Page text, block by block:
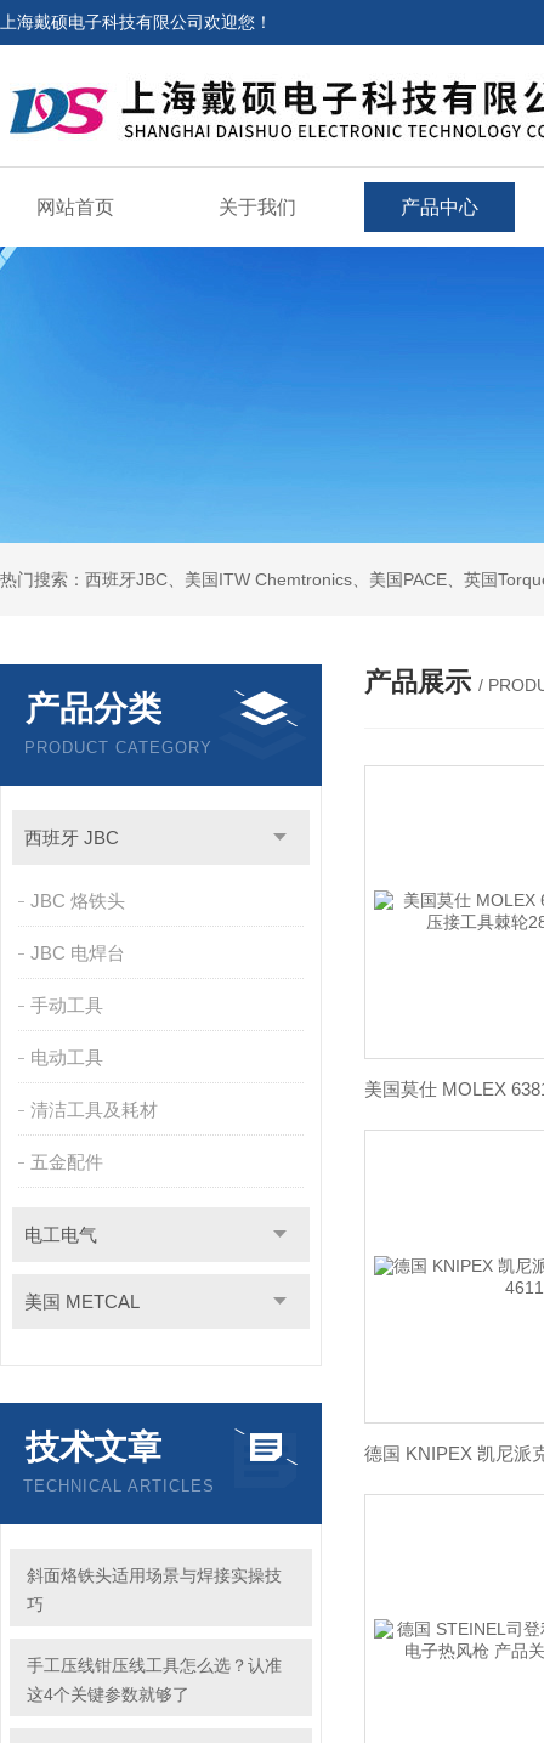
上海戴硕电子科技有限公司欢迎您！
网站首页 关于我们 产品中心
产品分类
PRODUCT CATEGORY
西班牙 JBC
JBC 烙铁头
JBC 电焊台
手动工具
电动工具
清洁工具及耗材
五金配件
电工电气
美国 METCAL
技术文章
TECHNICAL ARTICLES
斜面烙铁头适用场景与焊接实操技
巧
手工压线钳压线工具怎么选？认准
这4个关键参数就够了
产品展示 /